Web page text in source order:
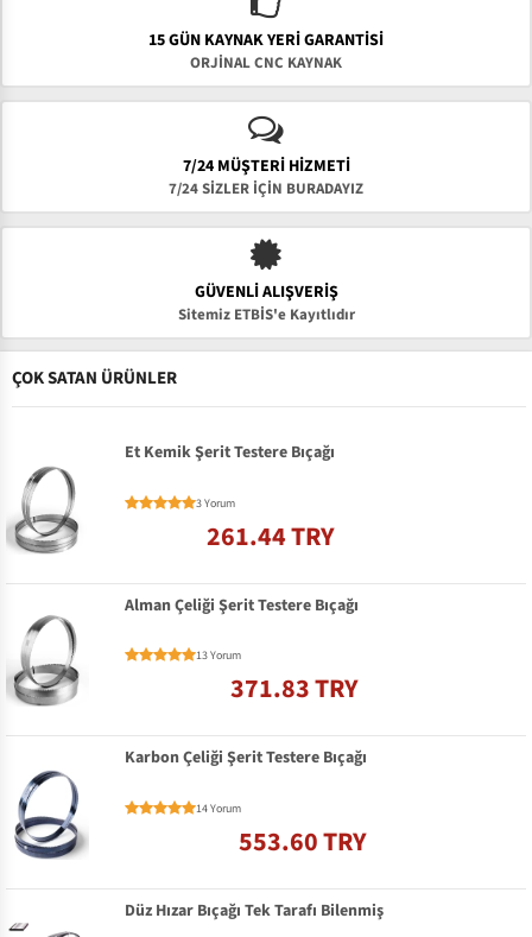
15 GÜN KAYNAK YERI GARANTISI
ORJİNAL CNC KAYNAK
7/24 MÜŞTERİ HİZMETİ
7/24 SİZLER İÇİN BURADAYIZ
GÜVENLI ALIŞVERIŞ
Sitemiz ETBİS'e Kayıtlıdır
ÇOK SATAN ÜRÜNLER
Et Kemik Şerit Testere Bıçağı
3 Yorum
261.44 TRY
Alman Çeliği Şerit Testere Bıçağı
13 Yorum
371.83 TRY
Karbon Çeliği Şerit Testere Bıçağı
14 Yorum
553.60 TRY
Düz Hızar Bıçağı Tek Tarafı Bilenmiş